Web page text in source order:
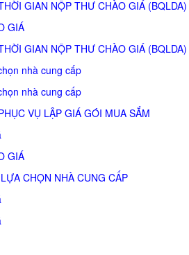
GIAN NỘP THƯ CHÀO GIÁ (BQLDA)
GIÁ
GIAN NỘP THƯ CHÀO GIÁ (BQLDA)
nhà cung cấp
nhà cung cấp
VỤ LẬP GIÁ GÓI MUA SẮM
GIÁ
CHỌN NHÀ CUNG CẤP